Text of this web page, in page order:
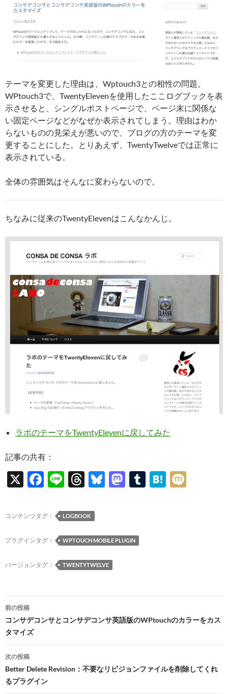
テーマを変更した理由は、Wptouch3との相性の問題。
WPtouch3で、TwentyElevenを使用したここログブックを表
示させると、シングルポストページで、ページ末に関係な
い固定ページなどがなぜか表示されてしまう。理由はわか
らないものの見栄えが悪いので、ブログの方のテーマを変
更することにした。とりあえず、TwentyTwelveでは正常に
表示されている。
全体の雰囲気はそんなに変わらないので。
ちなみに従来のTwentyElevenはこんなかんじ。
ラボのテーマをTwentyElevenに戻してみた
記事の共有：
X
F
e
o
o
Li
e
T
e
ds
Bl
y
M
o
T
H
コンテンツタグ： LOGBOOK
プラグインタグ： WPTOUCH MOBILE PLUGIN
バージョンタグ： TWENTYTWELVE
投
稿
ナ
ビ
ゲ
前の投稿
コンサデコンサとコンサデコンサ英語版のWPtouchのカラーをカス
タマイズ
次の投稿
Better Delete Revision：不要なリビジョンファイルを削除してくれ
るプラグイン